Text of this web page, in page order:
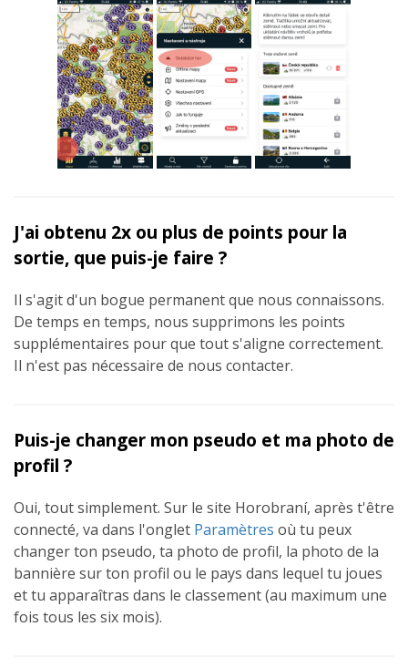
J'ai obtenu 2x ou plus de points pour la
sortie, que puis-je faire ?
Il s'agit d'un bogue permanent que nous connaissons.
De temps en temps, nous supprimons les points
supplémentaires pour que tout s'aligne correctement.
Il n'est pas nécessaire de nous contacter.
Puis-je changer mon pseudo et ma photo de
profil ?
Oui, tout simplement. Sur le site Horobraní, après t'être
connecté, va dans l'onglet Paramètres où tu peux
changer ton pseudo, ta photo de profil, la photo de la
bannière sur ton profil ou le pays dans lequel tu joues
et tu apparaîtras dans le classement (au maximum une
fois tous les six mois).